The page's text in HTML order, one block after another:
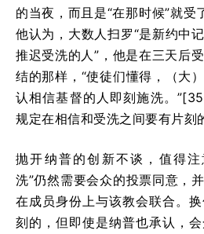
的当夜，而且是“在那时候”就
他认为，大数人扫罗“是新约中
推迟受洗的人”，他是在三天后
结的那样，“使徒们懂得，（大
认相信基督的人即刻施洗。
规定在相信和受洗之间要有片刻
抛开纳普的创新不谈，值得
洗”仍然需要会众的投票同意，
在成员身份上与该教会联合。
刻的，但即使是纳普也承认，